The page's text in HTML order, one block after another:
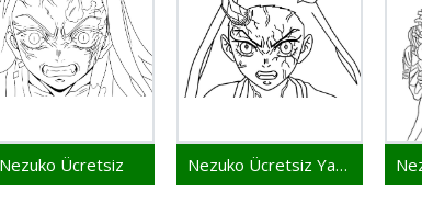
Nezuko Ücretsiz Nezuko Ücretsiz Yazdırılabilir